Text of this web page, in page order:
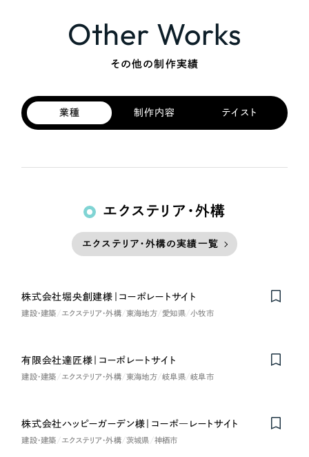
Other Works
その他の制作実績
業種 制作内容 テイスト
エクステリア・外構
エクステリア・外構の実績一覧
株式会社堀央創建様｜コーポレートサイト
建設・建築 エクステリア・外構 東海地方 愛知県 小牧市
有限会社達匠様｜コーポレートサイト
建設・建築 エクステリア・外構 東海地方 岐阜県 岐阜市
株式会社ハッピーガーデン様｜コーポ―レートサイト
建設・建築 エクステリア・外構 茨城県 神栖市